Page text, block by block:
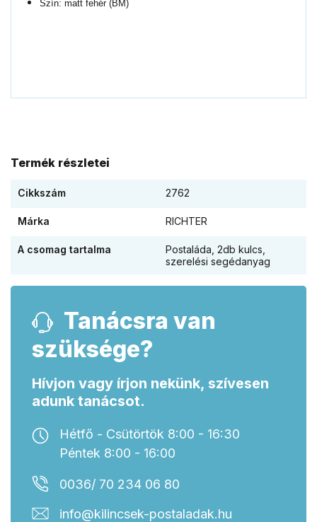
Szín: matt fehér (BM)
Termék részletei
Cikkszám 2762
Márka RICHTER
A csomag tartalma
Postaláda, 2db kulcs,
szerelési segédanyag
Tanácsra van
szüksége?
Hívjon vagy írjon nekünk, szívesen
adunk tanácsot.
Hétfő - Csütörtök 8:00 - 16:30
Péntek 8:00 - 16:00
0036/ 70 234 06 80
info@kilincsek-postaladak.hu